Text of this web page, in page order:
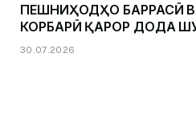
ПЕШНИҲОДҲО БАРРАСӢ
КОРБАРӢ ҚАРОР ДОДА
30.07.2026